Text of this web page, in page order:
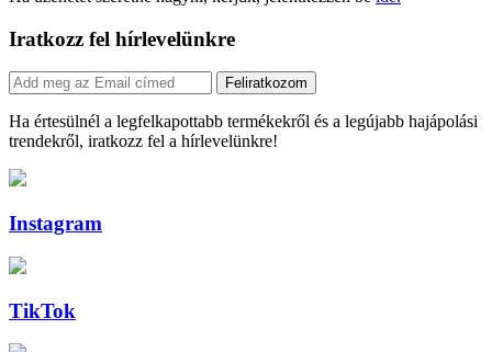
Iratkozz fel hírlevelünkre
Feliratkozom
Ha értesülnél a legfelkapottabb termékekről és a legújabb hajápolási
trendekről, iratkozz fel a hírlevelünkre!
Instagram
TikTok